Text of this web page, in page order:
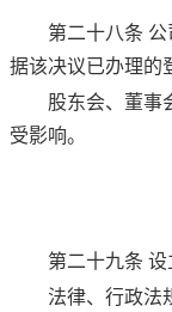
第二十八条 公
据该决议已办理的
股东会、董事
受影响。
第二十九条 设
法律、行政法